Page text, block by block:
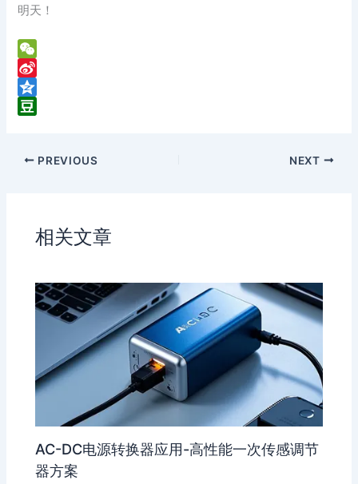
明天！
W
e
C
S
W
Q
nu
PREVIOUS NEXT
相关文章
AC-DC电源转换器应用-高性能一次传感调节
器方案